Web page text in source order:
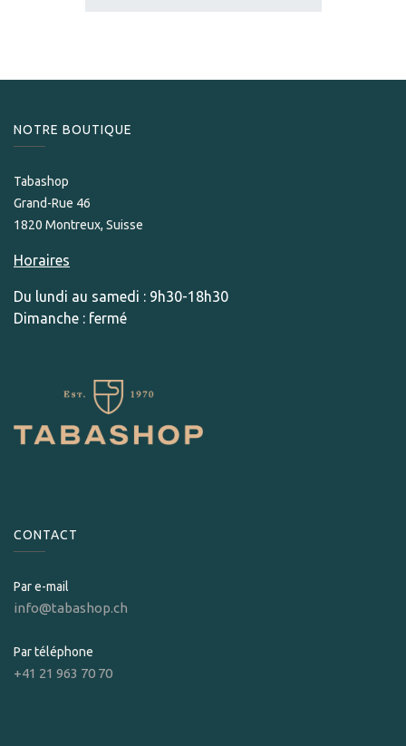
NOTRE BOUTIQUE
Tabashop
Grand-Rue 46
1820 Montreux, Suisse
Horaires
Du lundi au samedi : 9h30-18h30
Dimanche : fermé
CONTACT
Par e-mail
info@tabashop.ch
Par téléphone
+41 21 963 70 70